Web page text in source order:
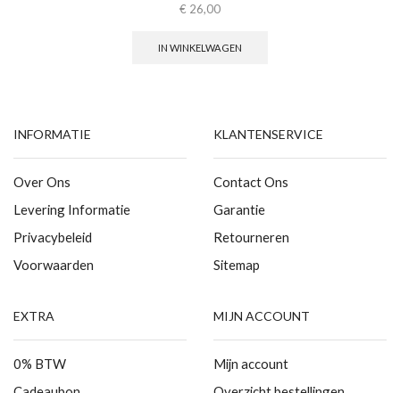
€ 26,00
IN WINKELWAGEN
INFORMATIE
Over Ons
Levering Informatie
Privacybeleid
Voorwaarden
KLANTENSERVICE
Contact Ons
Garantie
Retourneren
Sitemap
EXTRA
0% BTW
MIJN ACCOUNT
Mijn account